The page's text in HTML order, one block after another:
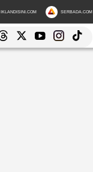
IKLANDISINI.COM SERBADA.COM